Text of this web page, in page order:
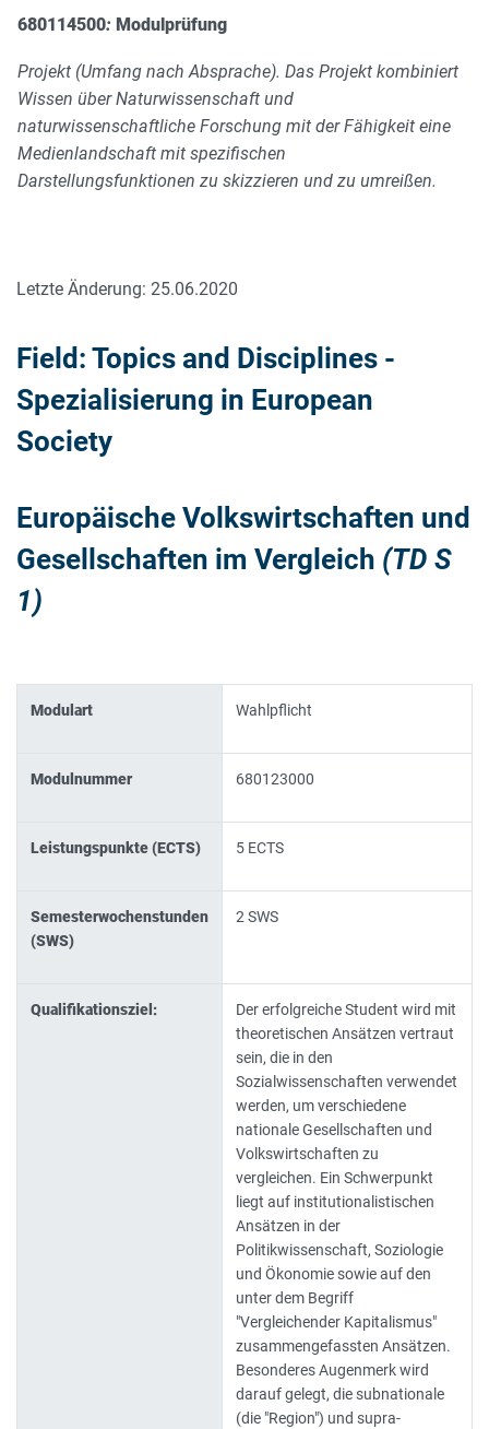
680114500: Modulprüfung
Projekt (Umfang nach Absprache). Das Projekt kombiniert
Wissen über Naturwissenschaft und
naturwissenschaftliche Forschung mit der Fähigkeit eine
Medienlandschaft mit spezifischen
Darstellungsfunktionen zu skizzieren und zu umreißen.
Letzte Änderung: 25.06.2020
Field: Topics and Disciplines -
Spezialisierung in European
Society
Europäische Volkswirtschaften und
Gesellschaften im Vergleich (TD S
1)
Modulart Wahlpflicht
Modulnummer 680123000
Leistungspunkte (ECTS) 5 ECTS
Semesterwochenstunden
(SWS)
2 SWS
Qualifikationsziel:
Der erfolgreiche Student wird mit
theoretischen Ansätzen vertraut
sein, die in den
Sozialwissenschaften verwendet
werden, um verschiedene
nationale Gesellschaften und
Volkswirtschaften zu
vergleichen. Ein Schwerpunkt
liegt auf institutionalistischen
Ansätzen in der
Politikwissenschaft, Soziologie
und Ökonomie sowie auf den
unter dem Begriff
"Vergleichender Kapitalismus"
zusammengefassten Ansätzen.
Besonderes Augenmerk wird
darauf gelegt, die subnationale
(die "Region") und supra-